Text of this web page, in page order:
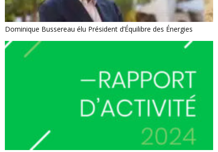
Dominique Bussereau élu Président d’Équilibre des Énergies